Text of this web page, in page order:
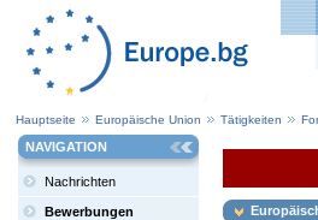
Hauptseite Europäische Union Tätigkeiten
NAVIGATION
Nachrichten
Bewerbungen